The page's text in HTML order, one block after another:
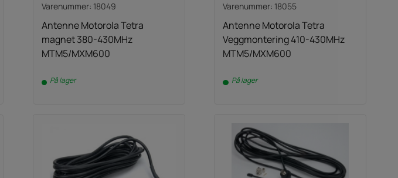
Varenummer: 18049
Antenne Motorola Tetra
magnet 380-430MHz
MTM5/MXM600
På lager
Varenummer: 18055
Antenne Motorola Tetra
Veggmontering 410-430MHz
MTM5/MXM600
På lager